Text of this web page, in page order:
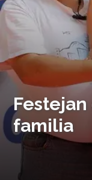
Festejan
familia